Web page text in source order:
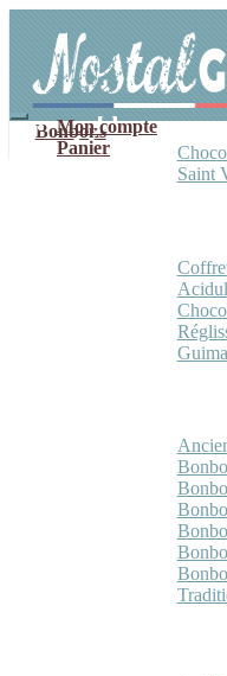
navigation
contenu
Mon compte
Panier
Bonbons
Saint